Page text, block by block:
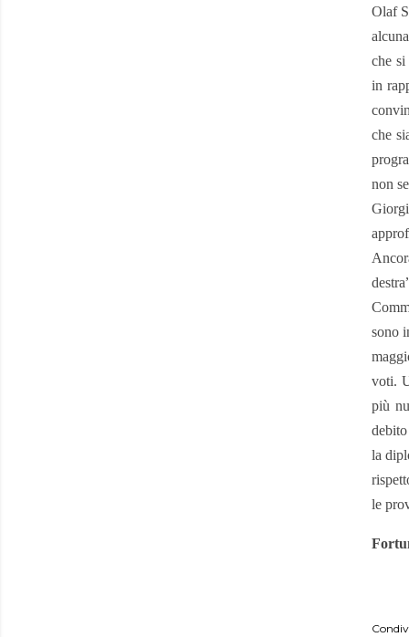
Olaf
che si
in
che
non
sono
voti.
più
la
le